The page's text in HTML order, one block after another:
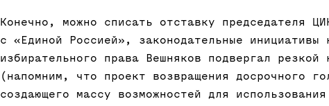
Конечно, можно списать отставку председателя
с «Единой Россией», законодательные инициативы
избирательного права Вешняков подвергал резкой
(напомним, что проект возвращения досрочного
создающего массу возможностей для использования